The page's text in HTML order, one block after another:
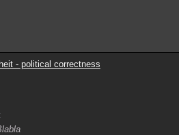
- political correctness